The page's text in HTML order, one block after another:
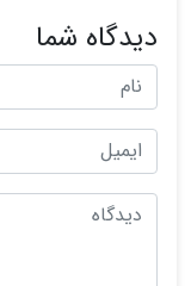
دیدگاه شما